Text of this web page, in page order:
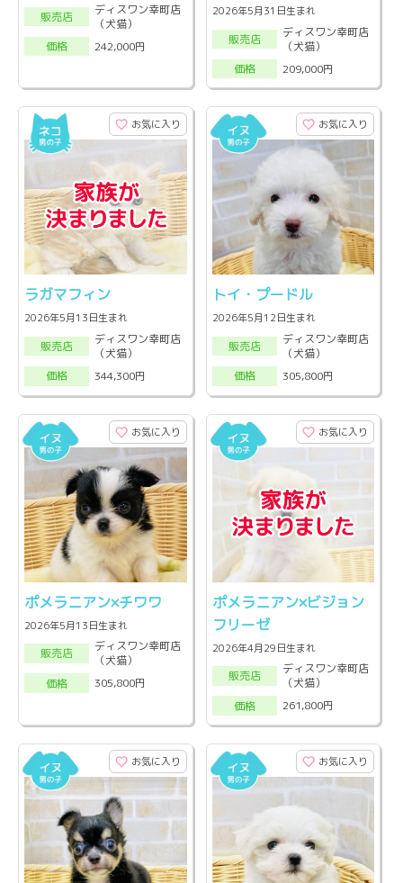
販売店
ディスワン幸町店
（犬猫）
価格
242,000円
2026年5月31日生まれ
販売店
ディスワン幸町店
（犬猫）
価格
209,000円
お気に入り
ラガマフィン
2026年5月13日生まれ
販売店
ディスワン幸町店
（犬猫）
価格
344,300円
お気に入り
トイ・プードル
2026年5月12日生まれ
販売店
ディスワン幸町店
（犬猫）
価格
305,800円
お気に入り
ポメラニアン×チワワ
2026年5月13日生まれ
販売店
ディスワン幸町店
（犬猫）
価格
305,800円
お気に入り
ポメラニアン×ビジョン
フリーゼ
2026年4月29日生まれ
販売店
ディスワン幸町店
（犬猫）
価格
261,800円
お気に入り お気に入り